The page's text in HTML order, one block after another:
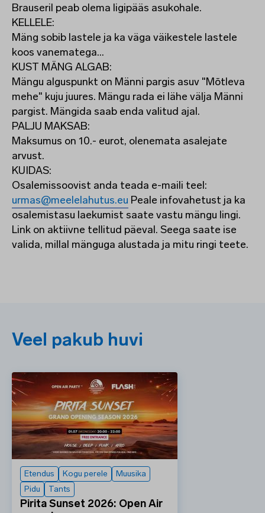
Brauseril peab olema ligipääs asukohale.
KELLELE:
Mäng sobib lastele ja ka väga väikestele lastele
koos vanematega...
KUST MÄNG ALGAB:
Mängu alguspunkt on Männi pargis asuv "Mõtleva
mehe" kuju juures. Mängu rada ei lähe välja Männi
pargist. Mängida saab enda valitud ajal.
PALJU MAKSAB:
Maksumus on 10.- eurot, olenemata asalejate
arvust.
KUIDAS:
Osalemissoovist anda teada e-maili teel:
urmas@meelelahutus.eu Peale infovahetust ja ka
osalemistasu laekumist saate vastu mängu lingi.
Link on aktiivne tellitud päeval. Seega saate ise
valida, millal mänguga alustada ja mitu ringi teete.
Veel pakub huvi
Etendus Kogu perele
Muusika
Pidu
Tants
Pirita Sunset 2026: Open Air